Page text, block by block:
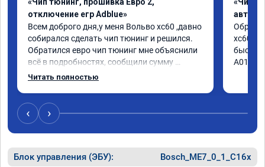
отключение егр Adblue»
Всем доброго дня,у меня Вольво xc60 ,давно
собирался сделать чип тюнинг и решился.
Обратился евро чип тюнинг мне объяснили
всё в подробностях, сообщили сумму
записали. Приехал в назначенное время 2.5
ао11462 ,знают своё дело рекомендую 👍
Читать полностью
xc60
быстро
‹ ›
Блок управления (ЭБУ): Bosch_ME7_0_1_C16x